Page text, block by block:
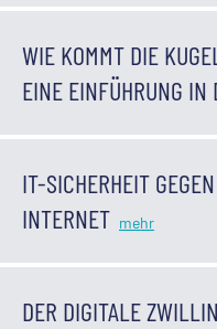
WIE KOMMT DIE
EINE EINFÜHRUNG
IT-SICHERHEIT
INTERNET
DER DIGITALE